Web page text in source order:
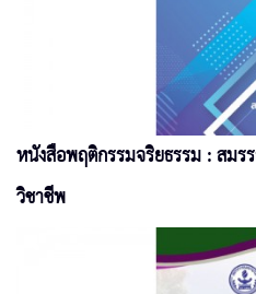
หนังสือพฤติกรรมจริยธรรม : สม
วิชาชีพ